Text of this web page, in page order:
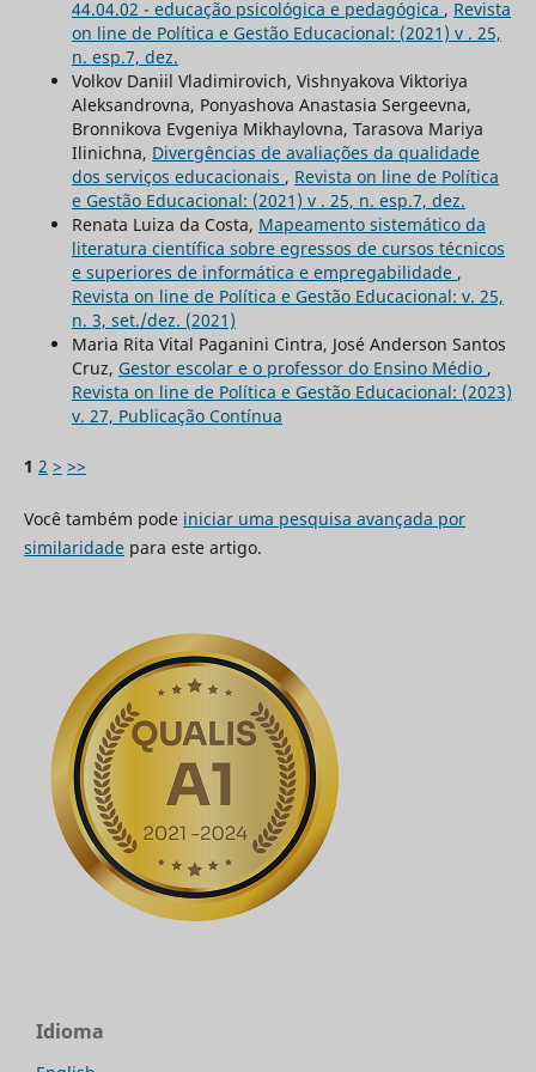
44.04.02 - educação psicológica e pedagógica , Revista
on line de Política e Gestão Educacional: (2021) v . 25,
n. esp.7, dez.
Volkov Daniil Vladimirovich, Vishnyakova Viktoriya
Aleksandrovna, Ponyashova Anastasia Sergeevna,
Bronnikova Evgeniya Mikhaylovna, Tarasova Mariya
Ilinichna, Divergências de avaliações da qualidade
dos serviços educacionais , Revista on line de Política
e Gestão Educacional: (2021) v . 25, n. esp.7, dez.
Renata Luiza da Costa, Mapeamento sistemático da
literatura científica sobre egressos de cursos técnicos
e superiores de informática e empregabilidade ,
Revista on line de Política e Gestão Educacional: v. 25,
n. 3, set./dez. (2021)
Maria Rita Vital Paganini Cintra, José Anderson Santos
Cruz, Gestor escolar e o professor do Ensino Médio ,
Revista on line de Política e Gestão Educacional: (2023)
v. 27, Publicação Contínua
1 2 > >>
Você também pode iniciar uma pesquisa avançada por
similaridadepara este artigo.
Idioma